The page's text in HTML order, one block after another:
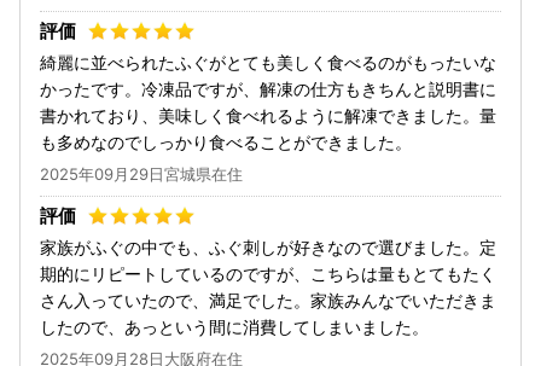
綺麗に並べられたふぐがとても美しく食べるのがもったいな
かったです。冷凍品ですが、解凍の仕方もきちんと説明書に
書かれており、美味しく食べれるように解凍できました。量
も多めなのでしっかり食べることができました。
2025年09月29日宮城県在住
家族がふぐの中でも、ふぐ刺しが好きなので選びました。定
期的にリピートしているのですが、こちらは量もとてもたく
さん入っていたので、満足でした。家族みんなでいただきま
したので、あっという間に消費してしまいました。
2025年09月28日大阪府在住